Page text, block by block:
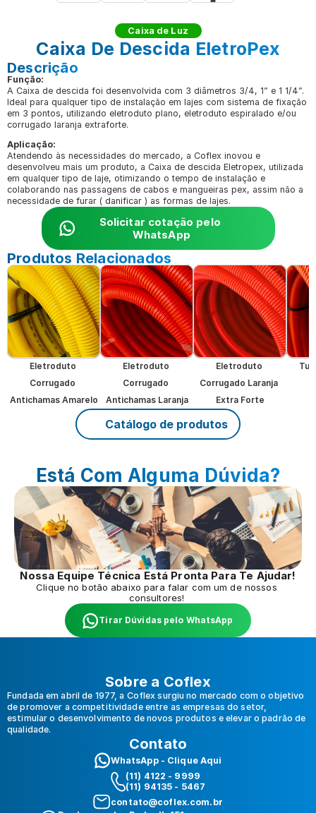
Caixa de Luz
Caixa De Descida EletroPex
Descrição
Função:
A Caixa de descida foi desenvolvida com 3 diâmetros 3/4, 1” e 1 1/4”.
Ideal para qualquer tipo de instalação em lajes com sistema de fixação
em 3 pontos, utilizando eletroduto plano, eletroduto espiralado e/ou
corrugado laranja extraforte.
Aplicação:
Atendendo às necessidades do mercado, a Coflex inovou e
desenvolveu mais um produto, a Caixa de descida Eletropex, utilizada
em qualquer tipo de laje, otimizando o tempo de instalação e
colaborando nas passagens de cabos e mangueiras pex, assim não a
necessidade de furar ( danificar ) as formas de lajes.
Solicitar cotação pelo
WhatsApp
Produtos Relacionados
Eletroduto
Corrugado
Antichamas Amarelo
Eletroduto
Corrugado
Antichamas Laranja
Eletroduto
Corrugado Laranja
Extra Forte
Catálogo de produtos
Está Com Alguma Dúvida?
Nossa Equipe Técnica Está Pronta Para Te Ajudar!
Clique no botão abaixo para falar com um de nossos
consultores!
Tirar Dúvidas pelo WhatsApp
Sobre a Coflex
Fundada em abril de 1977, a Coflex surgiu no mercado com o objetivo
de promover a competitividade entre as empresas do setor,
estimular o desenvolvimento de novos produtos e elevar o padrão de
qualidade.
Contato
WhatsApp - Clique Aqui
(11) 4122 - 9999
(11) 94135 - 5467
contato@coflex.com.br